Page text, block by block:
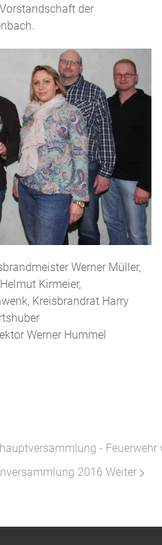
der
Werner Müller,
Kirmeier,
Kreisbrandrat Harry
Werner Hummel
-
2016 Weiter